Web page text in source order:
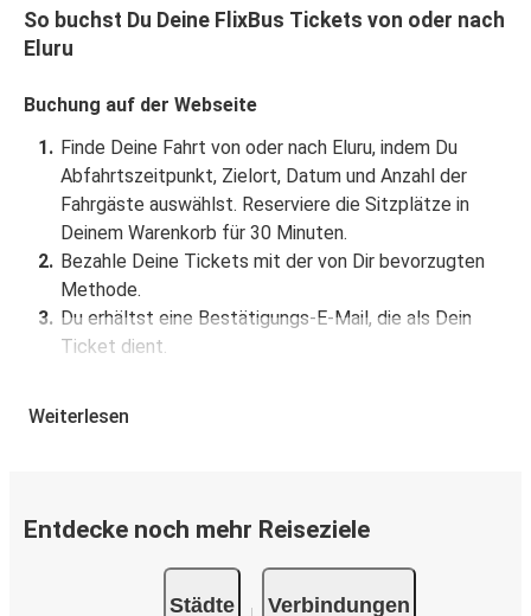
So buchst Du Deine FlixBus Tickets von oder nach
Eluru
Buchung auf der Webseite
Finde Deine Fahrt von oder nach Eluru, indem Du
Abfahrtszeitpunkt, Zielort, Datum und Anzahl der
Fahrgäste auswählst. Reserviere die Sitzplätze in
Deinem Warenkorb für 30 Minuten.
Bezahle Deine Tickets mit der von Dir bevorzugten
Methode.
Du erhältst eine Bestätigungs-E-Mail, die als Dein
Ticket dient.
Buchung über die App
der App.
Weiterlesen
Entdecke noch mehr Reiseziele
Städte Verbindungen